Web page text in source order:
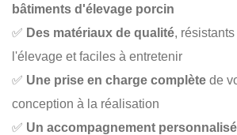
bâtiments d'élevage porcin
✅ Des matériaux de qualité,
l'élevage et faciles à entretenir
✅ Une prise en charge complète de
conception à la réalisation
✅ Un accompagnement personnalisé